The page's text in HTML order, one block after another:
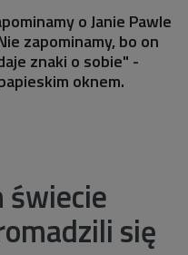
o Janie Pawle
zapominamy, bo on
znaki o sobie" -
oknem.
świecie
się